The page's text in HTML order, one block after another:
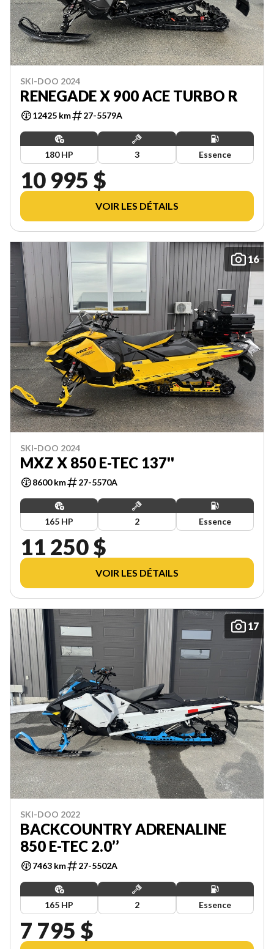
SKI-DOO 2024
RENEGADE X 900 ACE TURBO R
12425 km 27-5579A
180 HP 3 Essence
10 995 $
VOIR LES DÉTAILS
16
SKI-DOO 2024
MXZ X 850 E-TEC 137''
8600 km 27-5570A
165 HP 2 Essence
11 250 $
VOIR LES DÉTAILS
17
SKI-DOO 2022
BACKCOUNTRY ADRENALINE
850 E-TEC 2.0’’
7463 km 27-5502A
165 HP 2 Essence
7 795 $